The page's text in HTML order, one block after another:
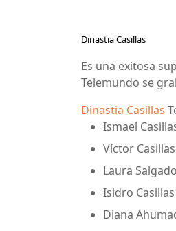
Dinastia Casillas
Es una exitosa
Telemundo se
Dinastia Casillas
Ismael
Víctor
Laura Salgado
Isidro Casillas
Diana